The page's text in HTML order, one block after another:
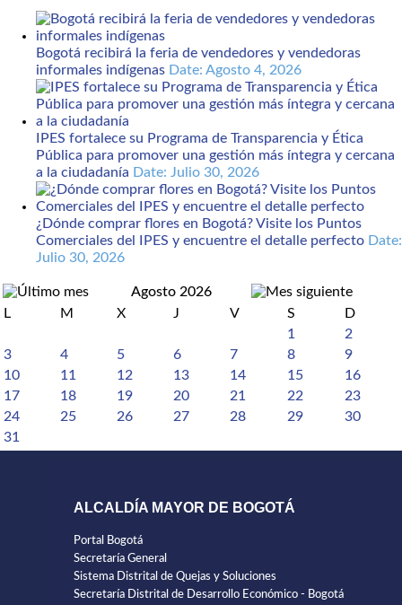
Bogotá recibirá la feria de vendedores y vendedoras
informales indígenas Date: Agosto 4, 2026
IPES fortalece su Programa de Transparencia y Ética
Pública para promover una gestión más íntegra y cercana
a la ciudadanía Date: Julio 30, 2026
¿Dónde comprar flores en Bogotá? Visite los Puntos
Comerciales del IPES y encuentre el detalle perfecto Date:
Julio 30, 2026
Agosto 2026
L
M X J V S
D
1
2
3
4 5 6 7 8
9
10
11 12 13 14 15
16
17
18 19 20 21 22
23
24
25 26 27 28 29
30
31
ALCALDÍA MAYOR DE BOGOTÁ
Portal Bogotá
Secretaría General
Sistema Distrital de Quejas y Soluciones
Secretaría Distrital de Desarrollo Económico - Bogotá